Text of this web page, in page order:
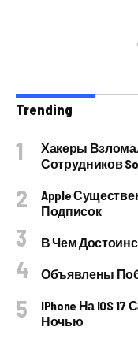
Trending
Хакеры
Сотрудников
Apple
Подписок
В Чем
Объявлены
IPhone На IOS
Ночью